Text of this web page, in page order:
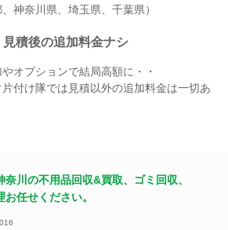
神奈川県、埼玉県、千葉県）
見積後の追加料金ナシ
オプションで結局高額に・・
付け隊では見積以外の追加料金は一切あ
川の不用品回収&買取、ゴミ回収、
任せください。